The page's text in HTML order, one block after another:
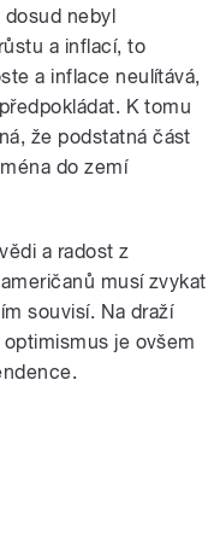
nebyl
a inflací, to
a inflace neulítává,
K tomu
že podstatná část
do zemí
a radost z
musí zvykat
souvisí. Na draží
je ovšem